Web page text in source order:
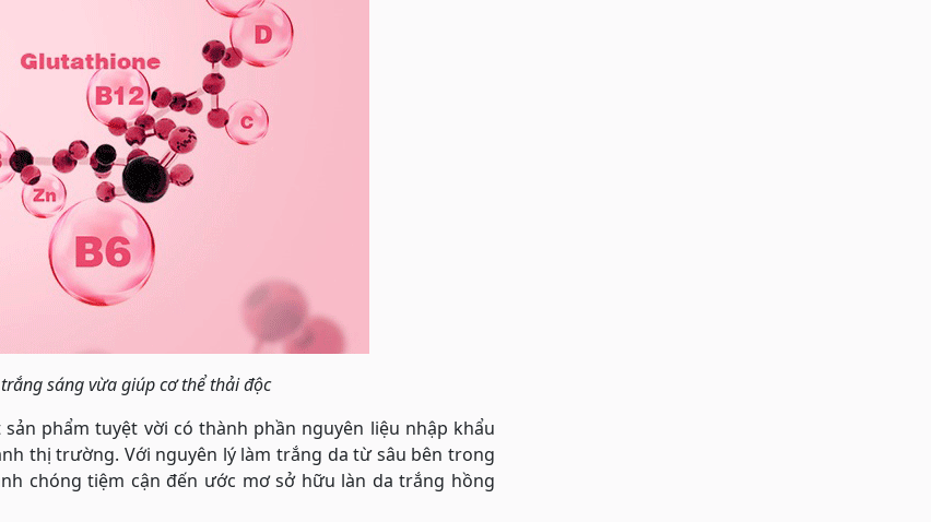
sáng vừa giúp cơ thể thải độc
phẩm tuyệt vời có thành phần nguyên liệu nhập khẩu
thị trường. Với nguyên lý làm trắng da từ sâu bên trong
chóng tiệm cận đến ước mơ sở hữu làn da trắng hồng